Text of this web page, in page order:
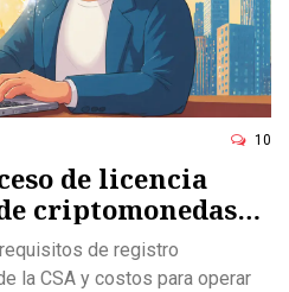
10
de licencia
criptomonedas
de registro
la CSA y costos para operar